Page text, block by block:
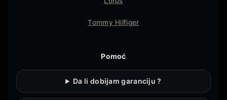
Tommy Hilfiger
Pomoć
Da li dobijam garanciju ?